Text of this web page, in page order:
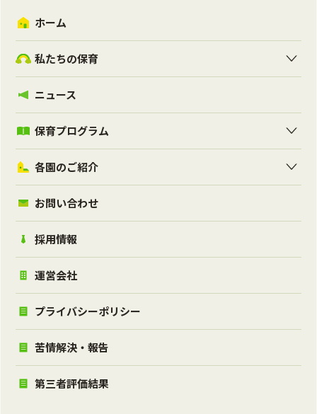
ホーム
私たちの保育
ニュース
保育プログラム
各園のご紹介
お問い合わせ
採用情報
運営会社
プライバシーポリシー
苦情解決・報告
第三者評価結果